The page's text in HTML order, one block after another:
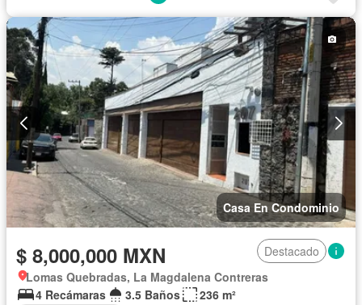
Casa En Condominio
$ 8,000,000 MXN
Destacado
Lomas Quebradas, La Magdalena Contreras
4 Recámaras
3.5 Baños
236 m²